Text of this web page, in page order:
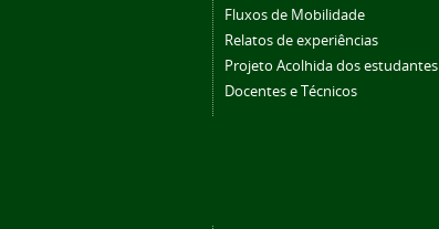
Fluxos de Mobilidade
Relatos de experiências
Projeto Acolhida dos estudantes
Docentes e Técnicos